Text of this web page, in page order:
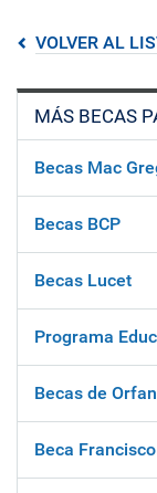
VOLVER AL
MÁS BECAS
Becas Mac
Becas BCP
Becas Lucet
Programa
Becas de
Beca